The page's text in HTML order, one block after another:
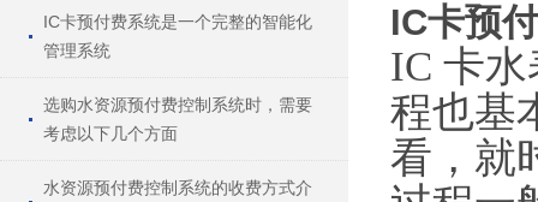
IC卡预付费系统是一个完整的智能化
管理系统
选购水资源预付费控制系统时，需要
考虑以下几个方面
水资源预付费控制系统的收费方式介
IC卡预
IC 卡
程也基
看，就